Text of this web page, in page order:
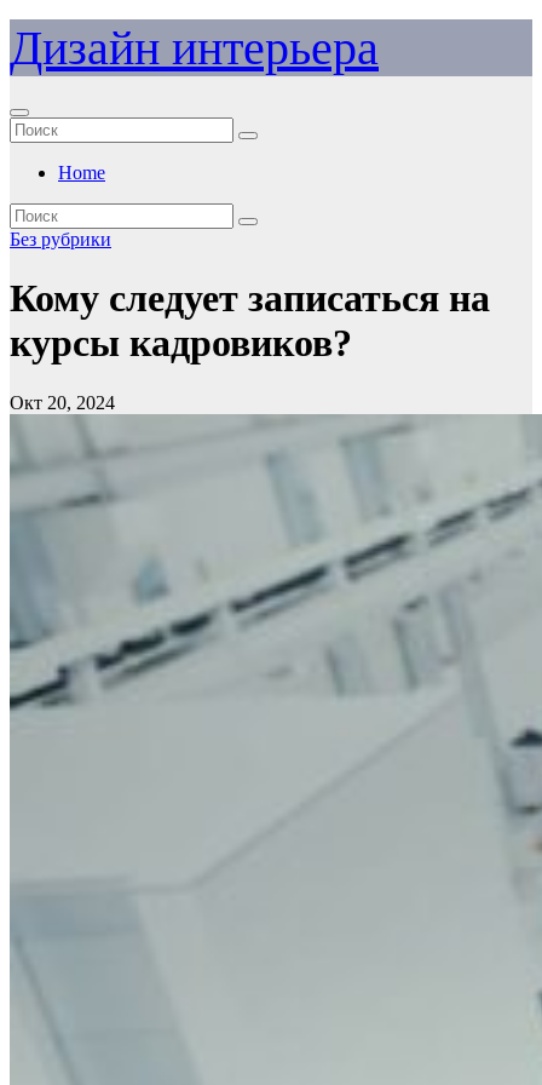
Перейти
к
содержимому
Дизайн интерьера
Home
Без рубрики
Кому следует записаться на
курсы кадровиков?
Окт 20, 2024